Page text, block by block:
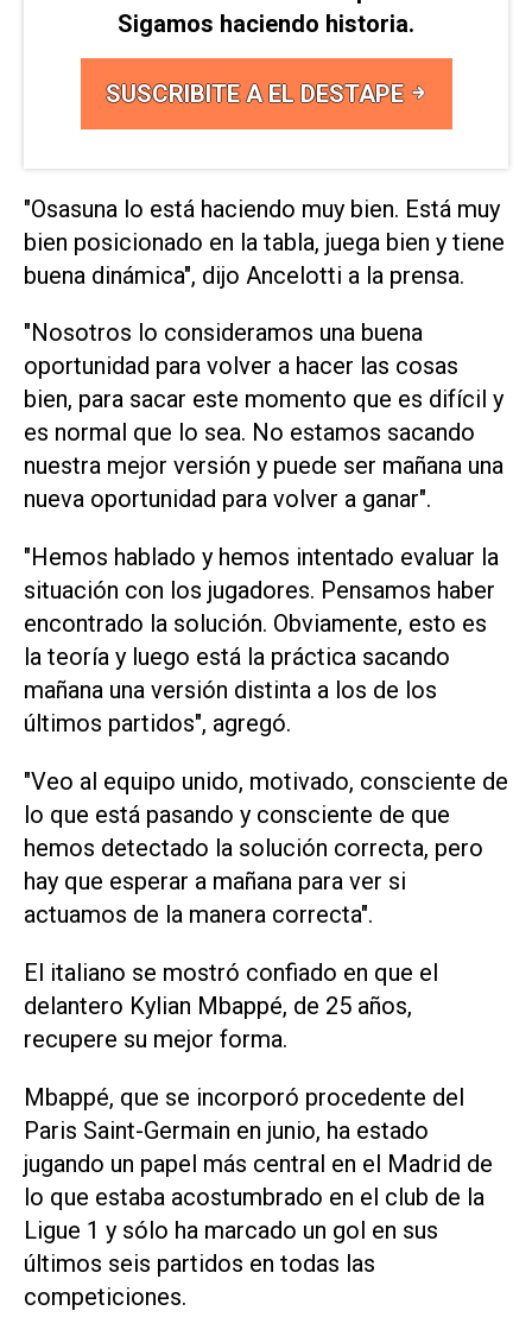
Sigamos haciendo historia.
SUSCRIBITE A EL DESTAPE
"Osasuna lo está haciendo muy bien. Está muy
bien posicionado en la tabla, juega bien y tiene
buena dinámica", dijo Ancelotti a la prensa.
"Nosotros lo consideramos una buena
oportunidad para volver a hacer las cosas
bien, para sacar este momento que es difícil y
es normal que lo sea. No estamos sacando
nuestra mejor versión y puede ser mañana una
nueva oportunidad para volver a ganar".
"Hemos hablado y hemos intentado evaluar la
situación con los jugadores. Pensamos haber
encontrado la solución. Obviamente, esto es
la teoría y luego está la práctica sacando
mañana una versión distinta a los de los
últimos partidos", agregó.
"Veo al equipo unido, motivado, consciente de
lo que está pasando y consciente de que
hemos detectado la solución correcta, pero
hay que esperar a mañana para ver si
actuamos de la manera correcta".
El italiano se mostró confiado en que el
delantero Kylian Mbappé, de 25 años,
recupere su mejor forma.
Mbappé, que se incorporó procedente del
Paris Saint-Germain en junio, ha estado
jugando un papel más central en el Madrid de
lo que estaba acostumbrado en el club de la
Ligue 1 y sólo ha marcado un gol en sus
últimos seis partidos en todas las
competiciones.